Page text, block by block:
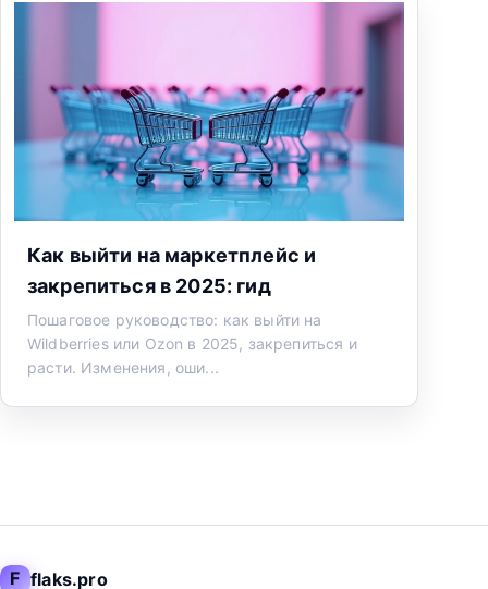
Как выйти на маркетплейс и
закрепиться в 2025: гид
Пошаговое руководство: как выйти на
Wildberries или Ozon в 2025, закрепиться и
расти. Изменения, оши...
F flaks.pro